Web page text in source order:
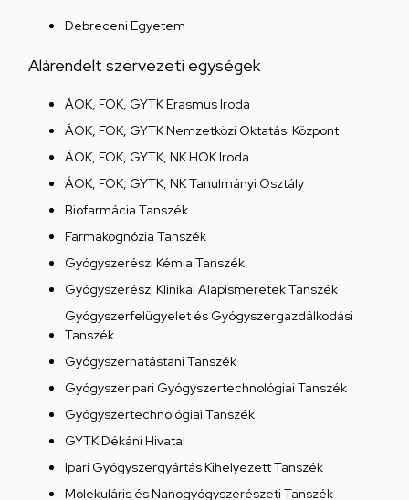
Debreceni Egyetem
Alárendelt szervezeti egységek
ÁOK, FOK, GYTK Erasmus Iroda
ÁOK, FOK, GYTK Nemzetközi Oktatási Központ
ÁOK, FOK, GYTK, NK HÖK Iroda
ÁOK, FOK, GYTK, NK Tanulmányi Osztály
Biofarmácia Tanszék
Farmakognózia Tanszék
Gyógyszerészi Kémia Tanszék
Gyógyszerészi Klinikai Alapismeretek Tanszék
Gyógyszerfelügyelet és Gyógyszergazdálkodási
Tanszék
Gyógyszerhatástani Tanszék
Gyógyszeripari Gyógyszertechnológiai Tanszék
Gyógyszertechnológiai Tanszék
GYTK Dékáni Hivatal
Ipari Gyógyszergyártás Kihelyezett Tanszék
Molekuláris és Nanogyógyszerészeti Tanszék